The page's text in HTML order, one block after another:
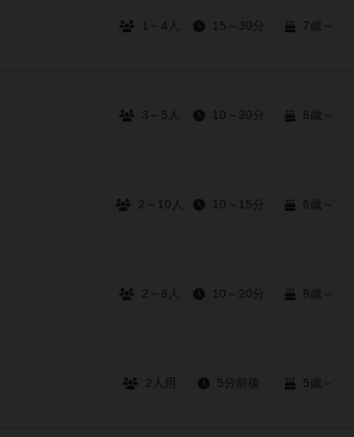
1～4人 15～30分 7歳～
3～5人 10～30分 8歳～
2～10人 10～15分 6歳～
2～8人 10～20分 8歳～
2人用 5分前後 5歳～